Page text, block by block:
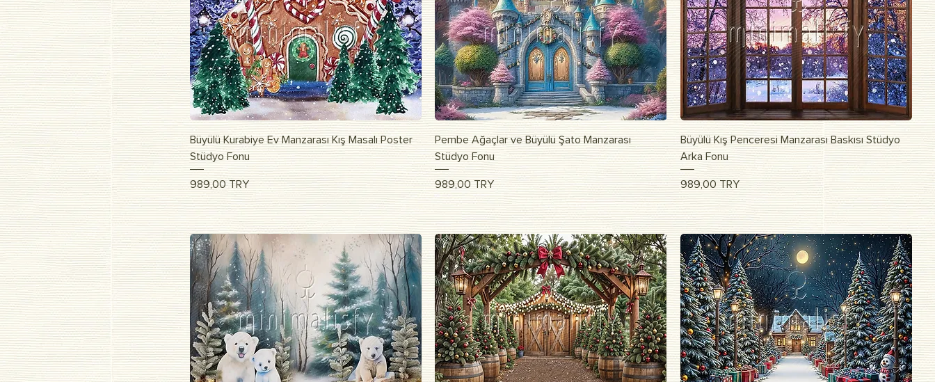
Vista rapida
Büyülü Kurabiye Ev Manzarası Kış Masalı Poster
Stüdyo Fonu
Prezzo
989,00 TRY
Vista rapida
Pembe Ağaçlar ve Büyülü Şato Manzarası
Stüdyo Fonu
Prezzo
989,00 TRY
Vista rapida
Büyülü Kış Penceresi Manzarası Baskısı Stüdyo
Arka Fonu
Prezzo
989,00 TRY